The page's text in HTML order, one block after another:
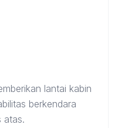
lantai kabin
berkendara
atas.